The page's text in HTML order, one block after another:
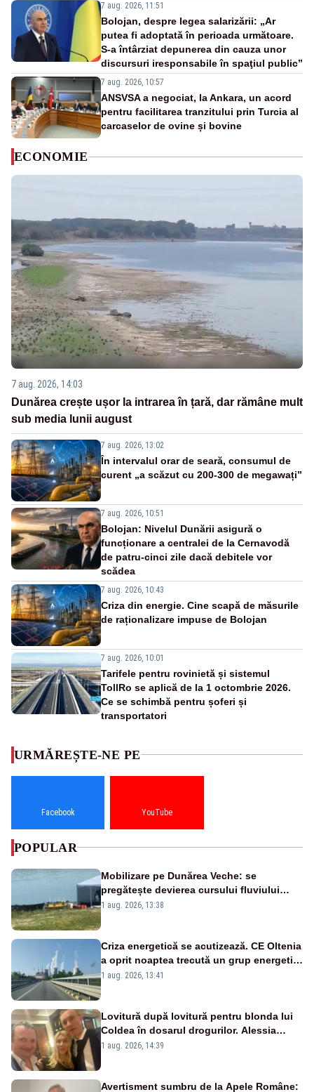
7 aug. 2026, 11:51
Bolojan, despre legea salarizării: „Ar
putea fi adoptată în perioada următoare.
S-a întârziat depunerea din cauza unor
discursuri iresponsabile în spaţiul public”
7 aug. 2026, 10:57
ANSVSA a negociat, la Ankara, un acord
pentru facilitarea tranzitului prin Turcia al
carcaselor de ovine și bovine
ECONOMIE
7 aug. 2026, 14:03
Dunărea crește ușor la intrarea în țară, dar rămâne mult
sub media lunii august
7 aug. 2026, 13:02
În intervalul orar de seară, consumul de
curent „a scăzut cu 200-300 de megawați”
7 aug. 2026, 10:51
Bolojan: Nivelul Dunării asigură o
funcționare a centralei de la Cernavodă
de patru-cinci zile dacă debitele vor
scădea
7 aug. 2026, 10:43
Criza din energie. Cine scapă de măsurile
de raționalizare impuse de Bolojan
7 aug. 2026, 10:01
Tarifele pentru rovinietă și sistemul
TollRo se aplică de la 1 octombrie 2026.
Ce se schimbă pentru șoferi și
transportatori
URMĂREȘTE-NE PE
Facebook YouTube
POPULAR
Mobilizare pe Dunărea Veche: se
pregătește devierea cursului fluviului
către Cernavodă – VIDEO
1 aug. 2026, 13:38
Criza energetică se acutizează. CE Oltenia
a oprit noaptea trecută un grup energetic
de la Rovinari
1 aug. 2026, 13:41
Lovitură după lovitură pentru blonda lui
Coldea în dosarul drogurilor. Alessia
Păcuraru explică decizia magistraților
1 aug. 2026, 14:39
Avertisment sumbru de la Apele Române: